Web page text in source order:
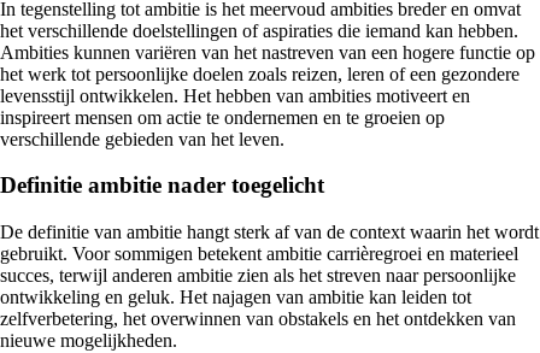
In tegenstelling tot ambitie is het meervoud ambities breder en omvat
het verschillende doelstellingen of aspiraties die iemand kan hebben.
Ambities kunnen variëren van het nastreven van een hogere functie op
het werk tot persoonlijke doelen zoals reizen, leren of een gezondere
levensstijl ontwikkelen. Het hebben van ambities motiveert en
inspireert mensen om actie te ondernemen en te groeien op
verschillende gebieden van het leven.
Definitie ambitie nader toegelicht
De definitie van ambitie hangt sterk af van de context waarin het wordt
gebruikt. Voor sommigen betekent ambitie carrièregroei en materieel
succes, terwijl anderen ambitie zien als het streven naar persoonlijke
ontwikkeling en geluk. Het najagen van ambitie kan leiden tot
zelfverbetering, het overwinnen van obstakels en het ontdekken van
nieuwe mogelijkheden.